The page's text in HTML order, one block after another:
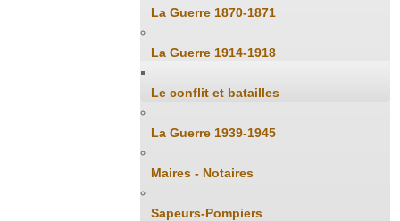
La Guerre 1870-1871
La Guerre 1914-1918
Le conflit et batailles
La Guerre 1939-1945
Maires - Notaires
Sapeurs-Pompiers